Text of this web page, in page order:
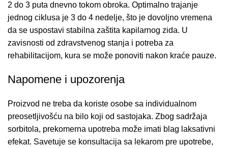
2 do 3 puta dnevno tokom obroka. Optimalno trajanje
jednog ciklusa je 3 do 4 nedelje, što je dovoljno vremena
da se uspostavi stabilna zaštita kapilarnog zida. U
zavisnosti od zdravstvenog stanja i potreba za
rehabilitacijom, kura se može ponoviti nakon kraće pauze.
Napomene i upozorenja
Proizvod ne treba da koriste osobe sa individualnom
preosetljivošću na bilo koji od sastojaka. Zbog sadržaja
sorbitola, prekomerna upotreba može imati blag laksativni
efekat. Savetuje se konsultacija sa lekarom pre upotrebe,